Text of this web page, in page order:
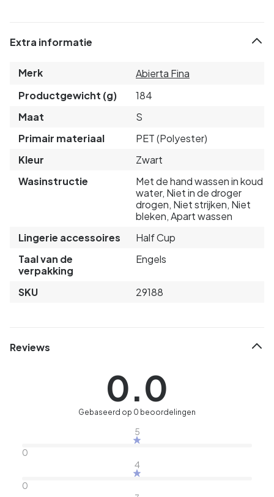
Extra informatie
Merk
Abierta Fina
Productgewicht (g)
184
Maat
S
Primair materiaal
PET (Polyester)
Kleur
Zwart
Wasinstructie
Met de hand wassen in koud
water, Niet in de droger
drogen, Niet strijken, Niet
bleken, Apart wassen
Lingerie accessoires
Half Cup
Taal van de
verpakking
Engels
SKU 29188
Reviews
0.0
Gebaseerd op 0 beoordelingen
5
0
4
0